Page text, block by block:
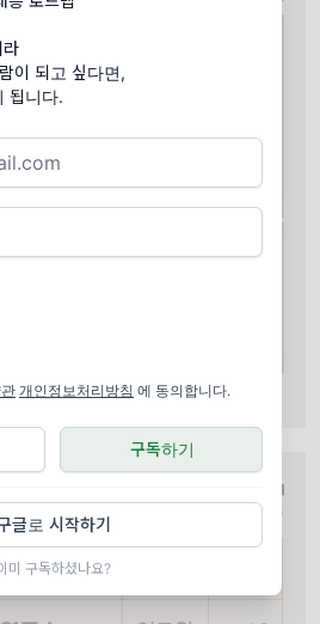
라
이 되고 싶다면,
됩니다.
개인정보처리방침 에 동의합니다.
구독하기
글로 시작하기
미 구독하셨나요?